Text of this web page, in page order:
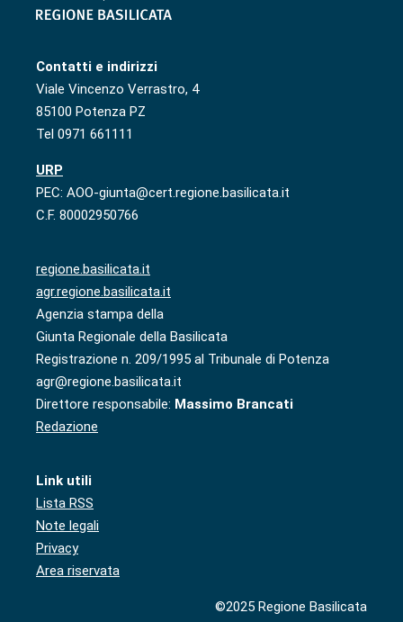
Contatti e indirizzi
Viale Vincenzo Verrastro, 4
85100 Potenza PZ
Tel 0971 661111
URP
PEC: AOO-giunta@cert.regione.basilicata.it
C.F. 80002950766
regione.basilicata.it
agr.regione.basilicata.it
Agenzia stampa della
Giunta Regionale della Basilicata
Registrazione n. 209/1995 al Tribunale di Potenza
agr@regione.basilicata.it
Direttore responsabile: Massimo Brancati
Redazione
Link utili
Lista RSS
Note legali
Privacy
Area riservata
©2025 Regione Basilicata